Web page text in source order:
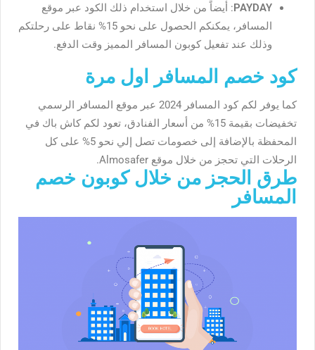
PAYDAY: أيضاً من خلال استخدام ذلك الكود عبر موقع
المسافر، يمكنكم الحصول على نحو 15% نقاط على رحلتكم
وذلك عند تفعيل كوبون المسافر المميز وقت الدفع.
كود خصم المسافر اول مرة
كما يوفر لكم كود المسافر 2024 عبر موقع المسافر الرسمي
تخفيضات بقيمة 15% من أسعار الفنادق، تعود لكم كاش باك في
المحفظة بالإضافة إلى خصومات تصل إلي نحو 5% على كل
الرحلات التي تحجز من خلال موقع Almosafer.
طرق الحجز من خلال كوبون خصم
المسافر